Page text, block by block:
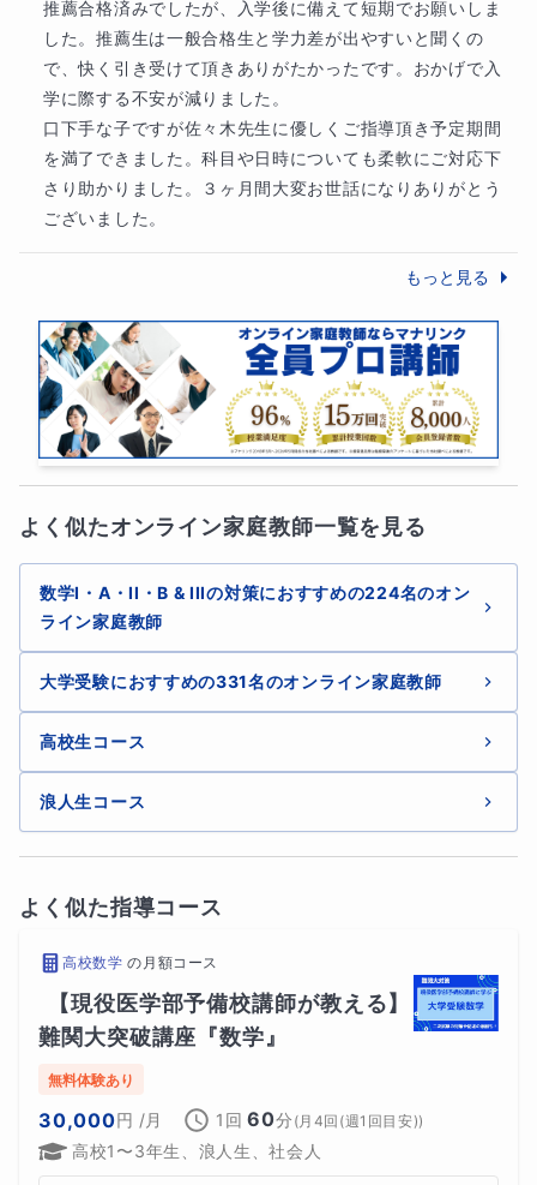
特に、早押しクイズ形式の一問一答を通して、
「自分で答えられた」という感覚を大切にします。
■ 本講座を受けるとどう変わるか
Before（受講前）
授業内容が理解できない
何から勉強すればいいか分からない
After（受講後）
基礎が整理され、授業内容が理解しやすくなる
簡単な問題なら自力で解けるようになる
勉強への抵抗感が減り、自主学習ができるようになる
■ 対象の方
高校数学に強い苦手意識がある
数学をこのまま放置したくない
■ 対象外の方
応用問題・難関大学対策を目的とする方
高校数学をすでに得意としている方
数学は、正しい順番で丁寧に学び直すことで、
推薦合格済みでしたが、入学後に備えて短期でお願いしま
した。推薦生は一般合格生と学力差が出やすいと聞くの
で、快く引き受けて頂きありがたかったです。おかげで入
学に際する不安が減りました。
口下手な子ですが佐々木先生に優しくご指導頂き予定期間
を満了できました。科目や日時についても柔軟にご対応下
さり助かりました。３ヶ月間大変お世話になりありがとう
ございました。
もっと見る
よく似たオンライン家庭教師一覧を見る
数学I・A・II・B & IIIの対策におすすめの224名のオン
ライン家庭教師
大学受験におすすめの331名のオンライン家庭教師
高校生コース
浪人生コース
よく似た指導コース
高校数学 の 月額コース
【現役医学部予備校講師が教える】
難関大突破講座『数学』
無料体験あり
30,000円 /月 1回 60分 (月4回(週1回目安))
高校1〜3年生、浪人生、社会人